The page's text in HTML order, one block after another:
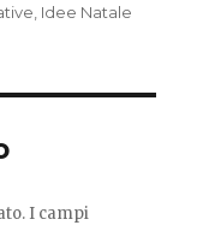
Idee Natale
I campi